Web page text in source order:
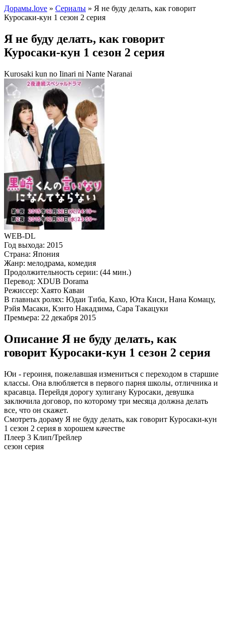
Дорамы.love » Сериалы » Я не буду делать, как говорит
Куросаки-кун 1 сезон 2 серия
Я не буду делать, как говорит
Куросаки-кун 1 сезон 2 серия
Kurosaki kun no Iinari ni Nante Naranai
WEB-DL
Год выхода: 2015
Страна: Япония
Жанр: мелодрама, комедия
Продолжительность серии: (44 мин.)
Перевод: XDUB Dorama
Режиссер: Хаято Каваи
В главных ролях: Юдаи Тиба, Кахо, Юта Киси, Нана Комацу,
Рэйя Масаки, Кэнто Накадзима, Сара Такацуки
Премьера: 22 декабря 2015
Описание Я не буду делать, как
говорит Куросаки-кун 1 сезон 2 серия
Юи - героиня, пожелавшая измениться с переходом в старшие
классы. Она влюбляется в первого парня школы, отличника и
красавца. Перейдя дорогу хулигану Куросаки, девушка
заключила договор, по которому три месяца должна делать
все, что он скажет.
Смотреть дораму Я не буду делать, как говорит Куросаки-кун
1 сезон 2 серия в хорошем качестве
Плеер 3 Клип/Трейлер
сезон серия